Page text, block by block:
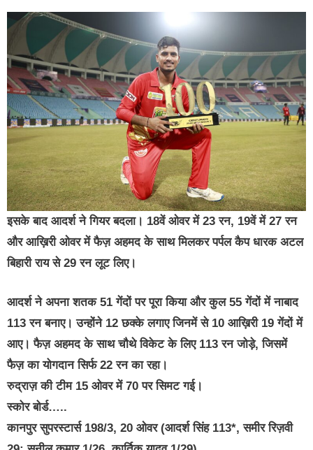
इसके बाद आदर्श ने गियर बदला। 18वें ओवर में 23 रन, 19वें में 27 रन
और आख़िरी ओवर में फैज़ अहमद के साथ मिलकर पर्पल कैप धारक अटल
बिहारी राय से 29 रन लूट लिए।
आदर्श ने अपना शतक 51 गेंदों पर पूरा किया और कुल 55 गेंदों में नाबाद
113 रन बनाए। उन्होंने 12 छक्के लगाए जिनमें से 10 आख़िरी 19 गेंदों में
आए। फैज़ अहमद के साथ चौथे विकेट के लिए 113 रन जोड़े, जिसमें
फैज़ का योगदान सिर्फ 22 रन का रहा।
रुद्राज़ की टीम 15 ओवर में 70 पर सिमट गई।
स्कोर बोर्ड…..
कानपुर सुपरस्टार्स 198/3, 20 ओवर (आदर्श सिंह 113*, समीर रिज़वी